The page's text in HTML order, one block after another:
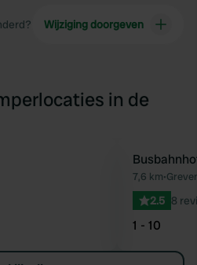
Wijziging doorgeven
in de
Favoriet7,6 km•
2.5 8
1 - 10